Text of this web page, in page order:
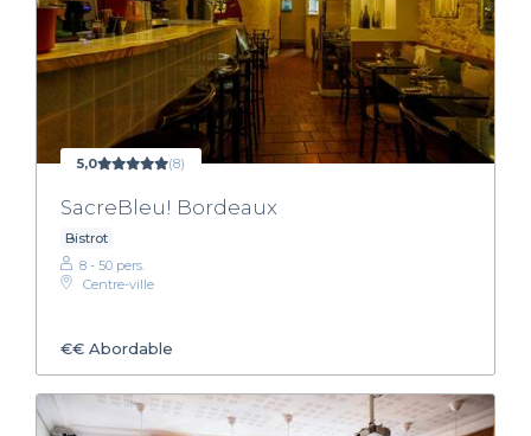
5,0 (8)
SacreBleu! Bordeaux
Bistrot
8 - 50 pers.
Centre-ville
€€ Abordable